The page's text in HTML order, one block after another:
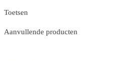
Toetsen
Aanvullende producten